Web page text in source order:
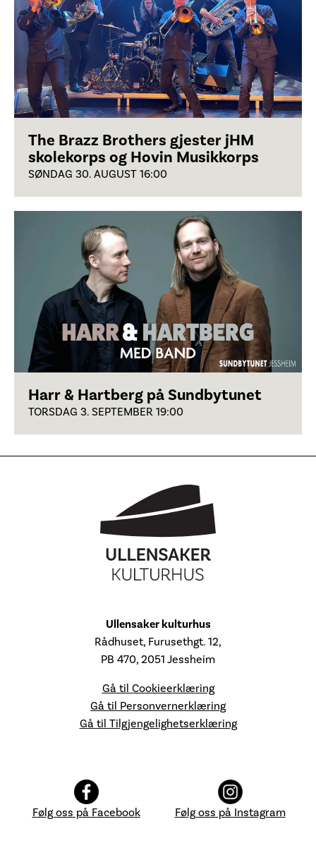
The Brazz Brothers gjester jHM
skolekorps og Hovin Musikkorps
SØNDAG 30. AUGUST 16:00
Harr & Hartberg på Sundbytunet
TORSDAG 3. SEPTEMBER 19:00
Ullensaker kulturhus
Rådhuset, Furusethgt. 12,
PB 470, 2051 Jessheim
Gå til Cookieerklæring
Gå til Personvernerklæring
Gå til Tilgjengelighetserklæring
Følg oss på Facebook Følg oss på Instagram